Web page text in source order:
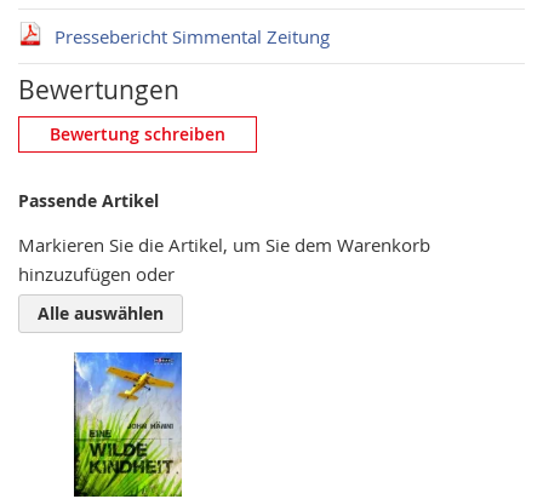
Pressebericht Simmental Zeitung
Bewertungen
Eigene Bewertung schreiben
Nickname
Zusammenfassung
Bewertung
Bewertung schreiben
Passende Artikel
Markieren Sie die Artikel, um Sie dem Warenkorb
hinzuzufügen oder
Alle auswählen